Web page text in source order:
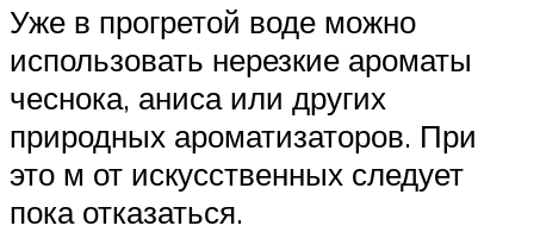
Уже в прогретой воде можно
использовать нерезкие ароматы
чеснока, аниса или других
природных ароматизаторов. При
это м от искусственных следует
пока отказаться.